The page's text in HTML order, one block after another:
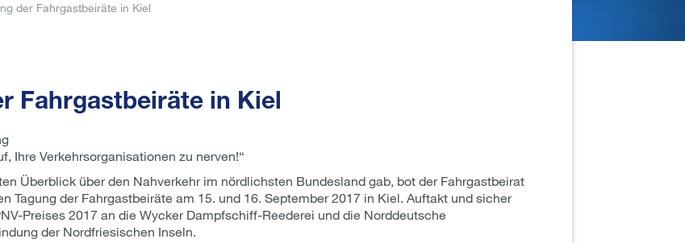
der Fahrgastbeiräte in Kiel
Fahrgastbeiräte in Kiel
Ihre Verkehrsorganisationen zu nerven!“
Überblick über den Nahverkehr im nördlichsten Bundesland gab, bot der Fahrgastbeirat
Tagung der Fahrgastbeiräte am 15. und 16. September 2017 in Kiel. Auftakt und sicher
Preises 2017 an die Wycker Dampfschiff-Reederei und die Norddeutsche
der Nordfriesischen Inseln.